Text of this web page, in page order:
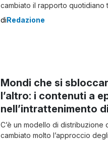
cambiato il rapporto quotidiano
segnatempo. Non era solo una
diRedazione
Mondi che si
l’altro: i contenuti a
nell’intrattenimento
C’è un modello di distribuzione
cambiato molto l’approccio